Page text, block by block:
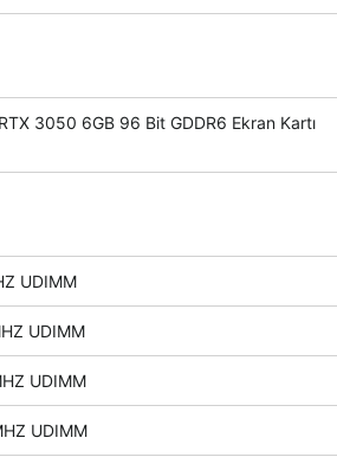
3050 6GB 96 Bit GDDR6 Ekran Kartı
UDIMM
UDIMM
UDIMM
UDIMM